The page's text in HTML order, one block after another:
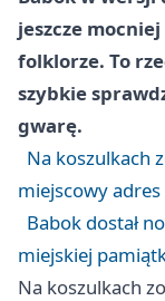
jeszcze
folklorze. To
szybkie
gwarę.
Na koszulkach
miejscowy adres
Babok dostał
miejskiej
Na koszulkach